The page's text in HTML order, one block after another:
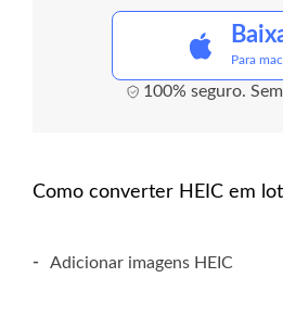
Para
100% seguro.
Como converter HEIC em
- Adicionar imagens HEIC